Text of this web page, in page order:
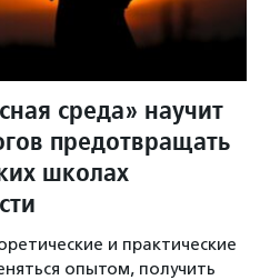
среда» научит
предотвращать
школах
и практические
опытом, получить